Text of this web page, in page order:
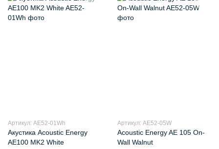
Артикул: AE52-01Wh
Акустика Acoustic Energy
AE100 MK2 White
Артикул: AE52-05W
Acoustic Energy AE 105 On-
Wall Walnut